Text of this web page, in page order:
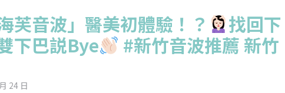
芙音波」醫美初體驗！？
找回下
下巴説Bye
#新竹音波推薦 新竹
24 日